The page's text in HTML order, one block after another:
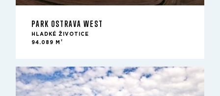
PARK OSTRAVA WEST
HLADKÉ ŽIVOTICE
94.089 M
2